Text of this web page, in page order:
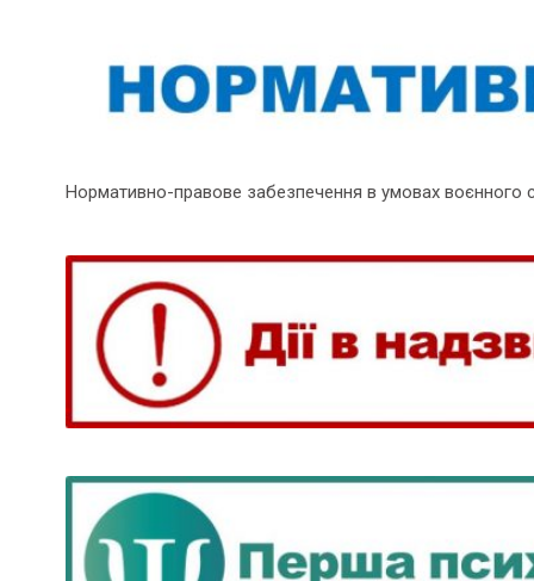
Нормативно-правове забезпечення в умовах воєнного